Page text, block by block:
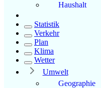
Haushalt
Statistik
Verkehr
Plan
Klima
Wetter
Umwelt
Geographie